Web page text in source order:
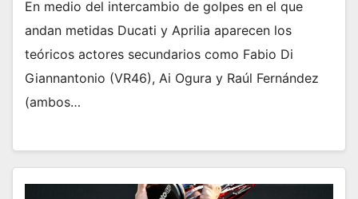
En medio del intercambio de golpes en el que
andan metidas Ducati y Aprilia aparecen los
teóricos actores secundarios como Fabio Di
Giannantonio (VR46), Ai Ogura y Raúl Fernández
(ambos…